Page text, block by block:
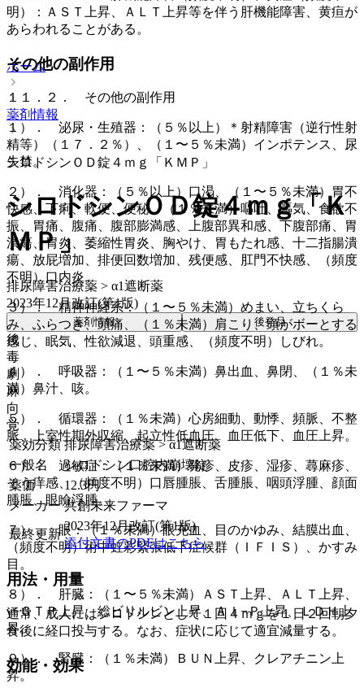
明）：ＡＳＴ上昇、ＡＬＴ上昇等を伴う肝機能障害、黄疸が
あらわれることがある。
その他の副作用
１１．２． その他の副作用
１）． 泌尿・生殖器：（５％以上）＊射精障害（逆行性射
精等）（１７．２％）、（１〜５％未満）インポテンス、尿
失禁。
２）． 消化器：（５％以上）口渇、（１〜５％未満）胃不
快感、下痢、軟便、便秘、（１％未満）嘔吐、嘔気、食欲不
振、胃痛、腹痛、腹部膨満感、上腹部異和感、下腹部痛、胃
潰瘍、胃炎、萎縮性胃炎、胸やけ、胃もたれ感、十二指腸潰
瘍、放屁増加、排便回数増加、残便感、肛門不快感、（頻度
不明）口内炎。
３）． 精神神経系：（１〜５％未満）めまい、立ちくら
み、ふらつき、頭痛、（１％未満）肩こり、頭がボーとする
感じ、眠気、性欲減退、頭重感、（頻度不明）しびれ。
４）． 呼吸器：（１〜５％未満）鼻出血、鼻閉、（１％未
満）鼻汁、咳。
５）． 循環器：（１％未満）心房細動、動悸、頻脈、不整
脈、上室性期外収縮、起立性低血圧、血圧低下、血圧上昇。
６）． 過敏症：（１％未満）発疹、皮疹、湿疹、蕁麻疹、
そう痒感、（頻度不明）口唇腫脹、舌腫脹、咽頭浮腫、顔面
腫脹、眼瞼浮腫。
７）． 眼：（１％未満）眼充血、目のかゆみ、結膜出血、
（頻度不明）術中虹彩緊張低下症候群（ＩＦＩＳ）、かすみ
目。
８）． 肝臓：（１〜５％未満）ＡＳＴ上昇、ＡＬＴ上昇、
γ−ＧＴＰ上昇、総ビリルビン上昇、Ａｌ−Ｐ上昇、ＬＤＨ上
昇。
９）． 腎臓：（１％未満）ＢＵＮ上昇、クレアチニン上
昇。
ホーム
薬剤情報
シロドシンＯＤ錠４ｍｇ「ＫＭＰ」
シロドシンＯＤ錠４ｍｇ「Ｋ
ＭＰ」
排尿障害治療薬 > α1遮断薬
2023年12月改訂(第1版)
薬剤情報 後発品
後
毒
劇
麻
向
覚
薬効分類 排尿障害治療薬 > α1遮断薬
一般名
シロドシン口腔内崩壊錠
薬価
12.3円
メーカー 共創未来ファーマ
最終更新
2023年12月改訂(第1版)
添付文書のPDFはこちら
用法・用量
通常、成人にはシロドシンとして１回４ｍｇを１日２回朝夕
食後に経口投与する。なお、症状に応じて適宜減量する。
効能・効果